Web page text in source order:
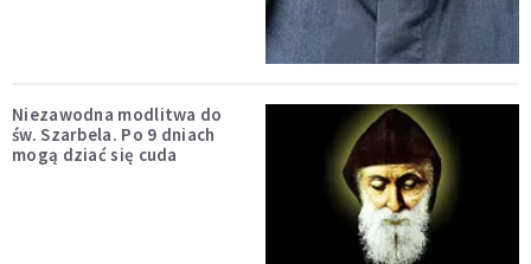
Niezawodna modlitwa do
św. Szarbela. Po 9 dniach
mogą dziać się cuda